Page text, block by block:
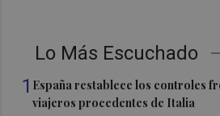
Lo Más Escuchado
1 España restablece los controles
viajeros procedentes de Italia